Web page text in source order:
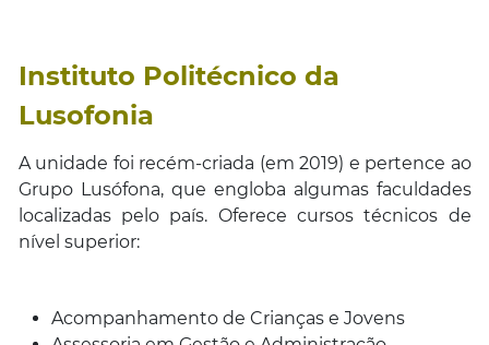
Instituto Politécnico da
Lusofonia
A unidade foi recém-criada (em 2019) e pertence ao
Grupo Lusófona, que engloba algumas faculdades
localizadas pelo país. Oferece cursos técnicos de
nível superior:
Acompanhamento de Crianças e Jovens